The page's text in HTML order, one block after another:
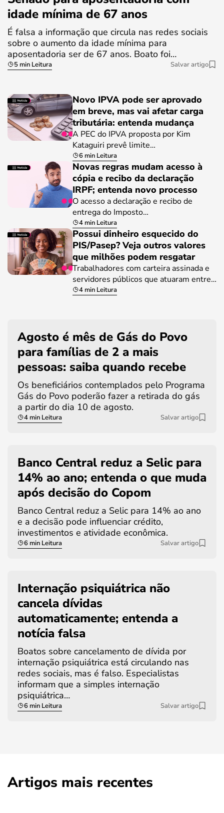
idade mínima de 67 anos
É falsa a informação que circula nas redes sociais
sobre o aumento da idade mínima para
aposentadoria ser de 67 anos. Boato foi…
5 min Leitura Salvar artigo
Novo IPVA pode ser aprovado
em breve, mas vai afetar carga
tributária: entenda mudança
A PEC do IPVA proposta por Kim
Kataguiri prevê limite…
6 min Leitura
Novas regras mudam acesso à
cópia e recibo da declaração
IRPF; entenda novo processo
O acesso a declaração e recibo de
entrega do Imposto…
4 min Leitura
Possui dinheiro esquecido do
PIS/Pasep? Veja outros valores
que milhões podem resgatar
Trabalhadores com carteira assinada e
servidores públicos que atuaram entre…
4 min Leitura
Agosto é mês de Gás do Povo
para famílias de 2 a mais
pessoas: saiba quando recebe
Os beneficiários contemplados pelo Programa
Gás do Povo poderão fazer a retirada do gás
a partir do dia 10 de agosto.
4 min Leitura Salvar artigo
Banco Central reduz a Selic para
14% ao ano; entenda o que muda
após decisão do Copom
Banco Central reduz a Selic para 14% ao ano
e a decisão pode influenciar crédito,
investimentos e atividade econômica.
6 min Leitura Salvar artigo
Internação psiquiátrica não
cancela dívidas
automaticamente; entenda a
notícia falsa
Boatos sobre cancelamento de dívida por
internação psiquiátrica está circulando nas
redes sociais, mas é falso. Especialistas
informam que a simples internação
psiquiátrica…
6 min Leitura Salvar artigo
Artigos mais recentes